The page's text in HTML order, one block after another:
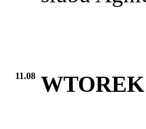
11.08 WTOREK